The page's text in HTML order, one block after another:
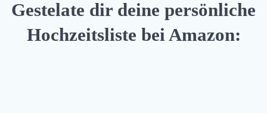
Gestelate dir deine persönliche
Hochzeitsliste bei Amazon: